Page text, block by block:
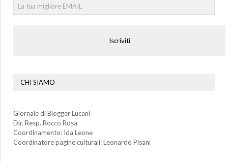
Iscriviti
CHI SIAMO
Giornale di Blogger Lucani
Dir. Resp. Rocco Rosa
Coordinamento: Ida Leone
Coordinatore pagine culturali: Leonardo Pisani